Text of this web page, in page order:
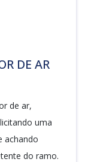
DE AR
de ar,
uma
achando
do ramo.